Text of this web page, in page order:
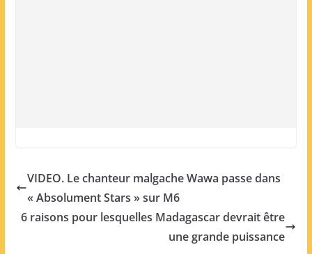
VIDEO. Le chanteur malgache Wawa passe dans
« Absolument Stars » sur M6
6 raisons pour lesquelles Madagascar devrait être
une grande puissance